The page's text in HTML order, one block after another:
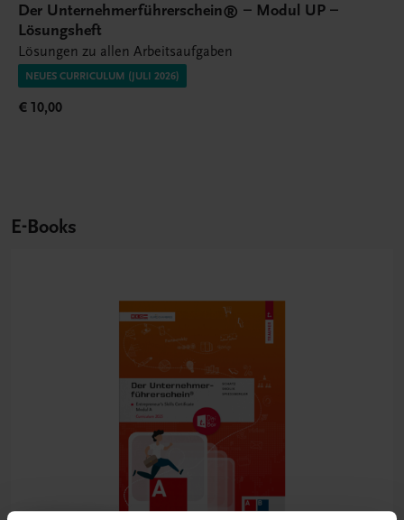
Der Unternehmerführerschein® – Modul UP –
Lösungsheft
Lösungen zu allen Arbeitsaufgaben
NEUES CURRICULUM (JULI 2026)
€ 10,00
E-Books